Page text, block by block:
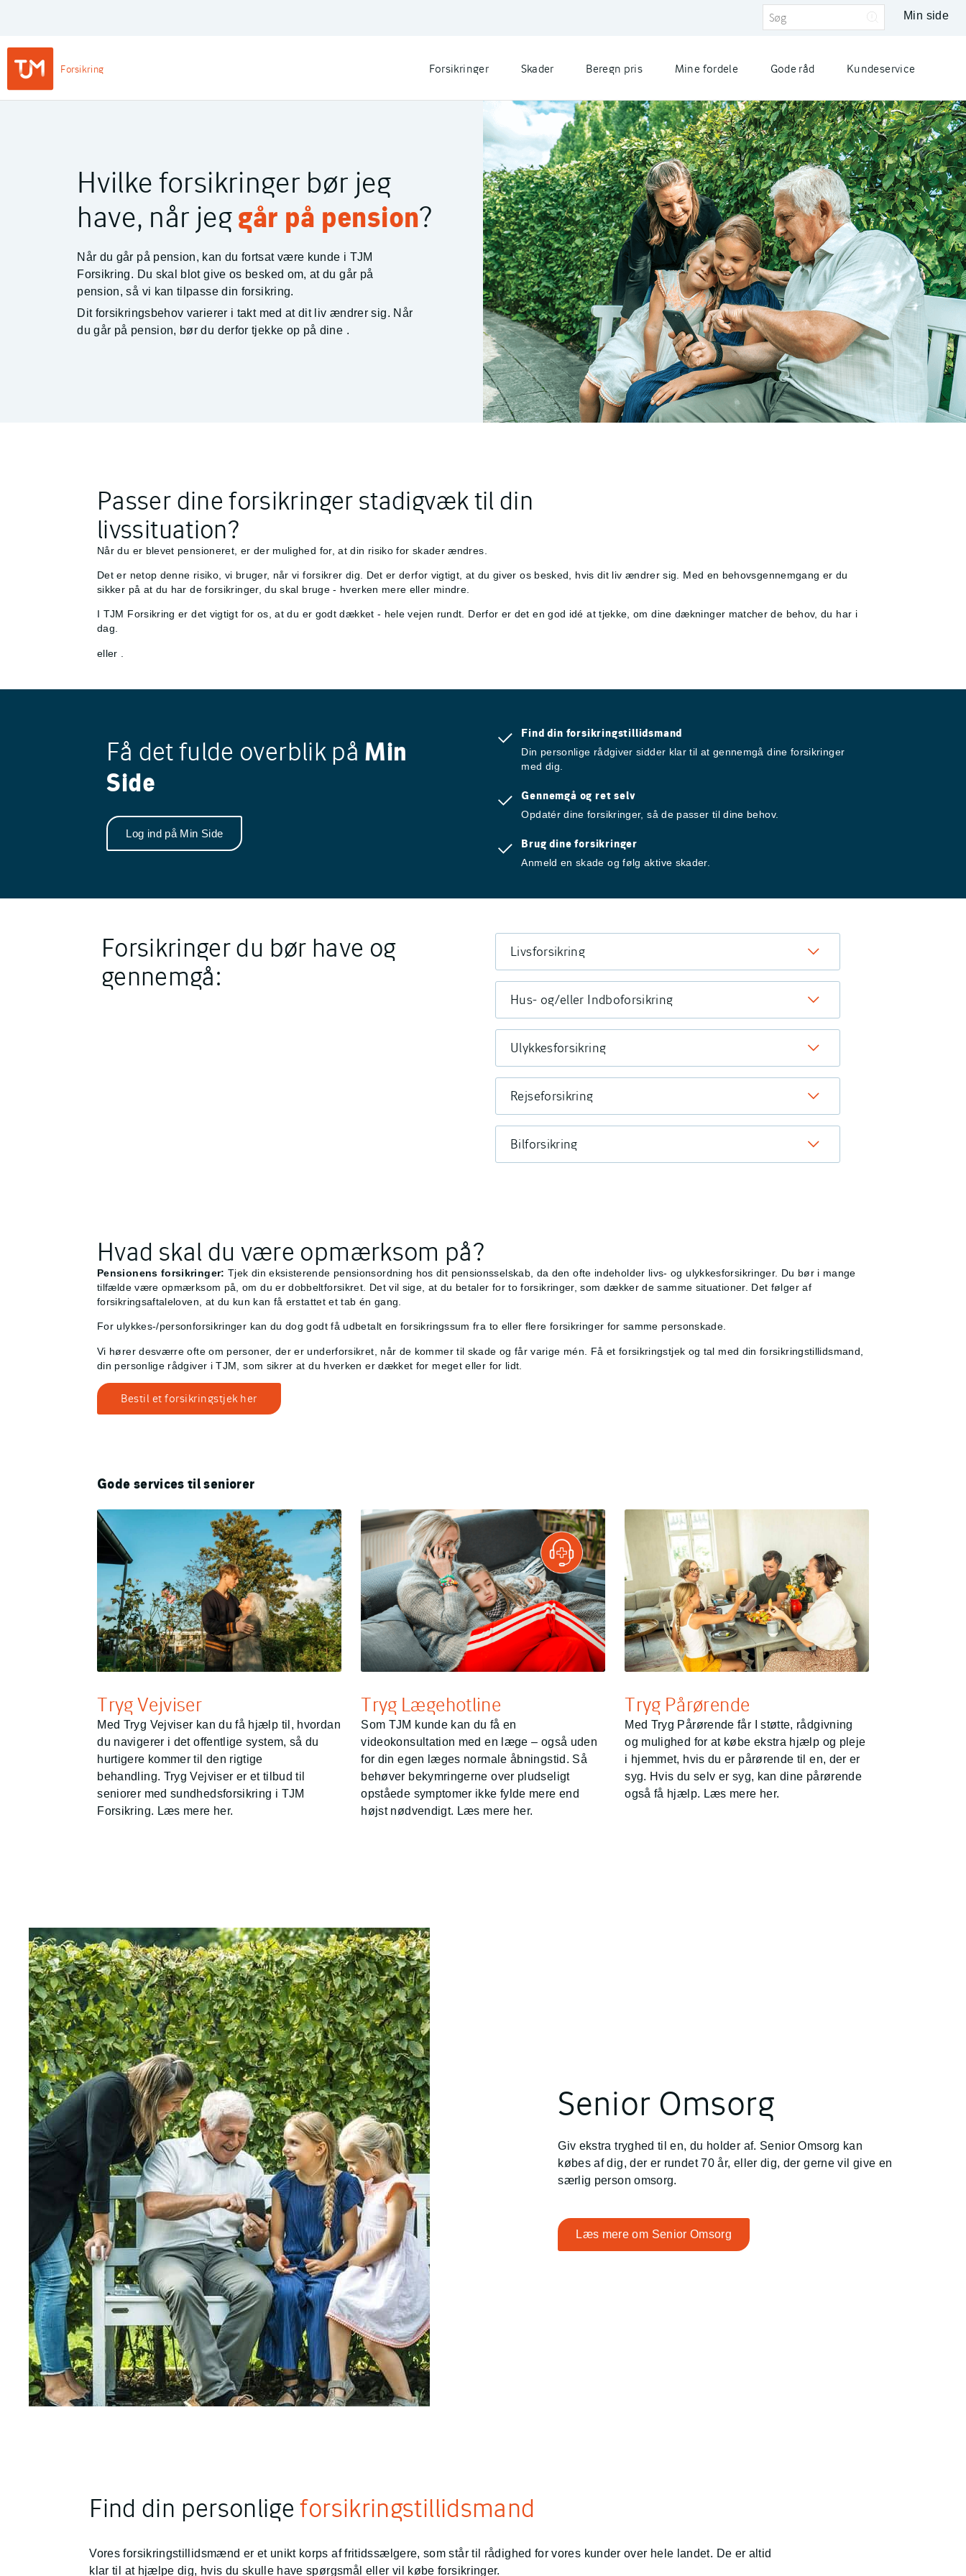
Login
Min side
Forsikring
TJM Forsikring – Gå til forside
Forsikringer Skader Beregn pris Mine fordele Gode råd Kundeservice
Hvilke forsikringer bør jeg
have, når jeggår på pension?
Når du går på pension, kan du fortsat være kunde i TJM
Forsikring. Du skal blot give os besked om, at du går på
pension, så vi kan tilpasse din forsikring.
Dit forsikringsbehov varierer i takt med at dit liv ændrer sig. Når
du går på pension, bør du derfor tjekke op på dine .
Passer dine forsikringer stadigvæk til din
livssituation?
Når du er blevet pensioneret, er der mulighed for, at din risiko for skader ændres.
Det er netop denne risiko, vi bruger, når vi forsikrer dig. Det er derfor vigtigt, at du giver os besked, hvis dit liv ændrer sig. Med en behovsgennemgang er du
sikker på at du har de forsikringer, du skal bruge - hverken mere eller mindre.
I TJM Forsikring er det vigtigt for os, at du er godt dækket - hele vejen rundt. Derfor er det en god idé at tjekke, om dine dækninger matcher de behov, du har i
dag.
eller
Få det fulde overblik på Min
Side
Log ind på Min Side
Find din forsikringstillidsmand
Din personlige rådgiver sidder klar til at gennemgå dine forsikringer
med dig.
Gennemgå og ret selv
Opdatér dine forsikringer, så de passer til dine behov.
Brug dine forsikringer
Anmeld en skade og følg aktive skader.
Forsikringer du bør have og
gennemgå:
Livsforsikring
Hus- og/eller Indboforsikring
Ulykkesforsikring
Rejseforsikring
Bilforsikring
Hvad skal du være opmærksom på?
Pensionens forsikringer: Tjek din eksisterende pensionsordning hos dit pensionsselskab, da den ofte indeholder livs- og ulykkesforsikringer. Du bør i mange
tilfælde være opmærksom på, om du er dobbeltforsikret. Det vil sige, at du betaler for to forsikringer, som dækker de samme situationer. Det følger af
forsikringsaftaleloven, at du kun kan få erstattet et tab én gang.
For ulykkes-/personforsikringer kan du dog godt få udbetalt en forsikringssum fra to eller flere forsikringer for samme personskade.
Vi hører desværre ofte om personer, der er underforsikret, når de kommer til skade og får varige mén. Få et forsikringstjek og tal med din forsikringstillidsmand,
din personlige rådgiver i TJM, som sikrer at du hverken er dækket for meget eller for lidt.
Bestil et forsikringstjek her
Gode services til seniorer
Tryg Vejviser
Med Tryg Vejviser kan du få hjælp til, hvordan
du navigerer i det offentlige system, så du
hurtigere kommer til den rigtige
behandling. Tryg Vejviser er et tilbud til
seniorer med sundhedsforsikring i TJM
Forsikring. Læs mere her.
Tryg Lægehotline
Som TJM kunde kan du få en
videokonsultation med en læge – også uden
for din egen læges normale åbningstid. Så
behøver bekymringerne over pludseligt
opståede symptomer ikke fylde mere end
højst nødvendigt. Læs mere her.
Tryg Pårørende
Med Tryg Pårørende får I støtte, rådgivning
og mulighed for at købe ekstra hjælp og pleje
i hjemmet, hvis du er pårørende til en, der er
syg. Hvis du selv er syg, kan dine pårørende
også få hjælp. Læs mere her.
Senior Omsorg
Giv ekstra tryghed til en, du holder af. Senior Omsorg kan
købes af dig, der er rundet 70 år, eller dig, der gerne vil give en
særlig person omsorg.
Læs mere om Senior Omsorg
Find din personligeforsikringstillidsmand
Vores forsikringstillidsmænd er et unikt korps af fritidssælgere, som står til rådighed for vores kunder over hele landet. De er altid
klar til at hjælpe dig, hvis du skulle have spørgsmål eller vil købe forsikringer.